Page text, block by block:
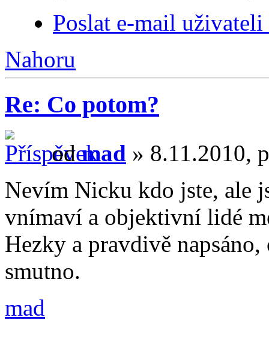
Poslat e-mail
Nahoru
Re: Co potom?
odmad » 8.11.2010,
Nevím Nicku kdo jste, ale
vnímaví a objektivní lidé
Hezky a pravdivě
smutno.
mad